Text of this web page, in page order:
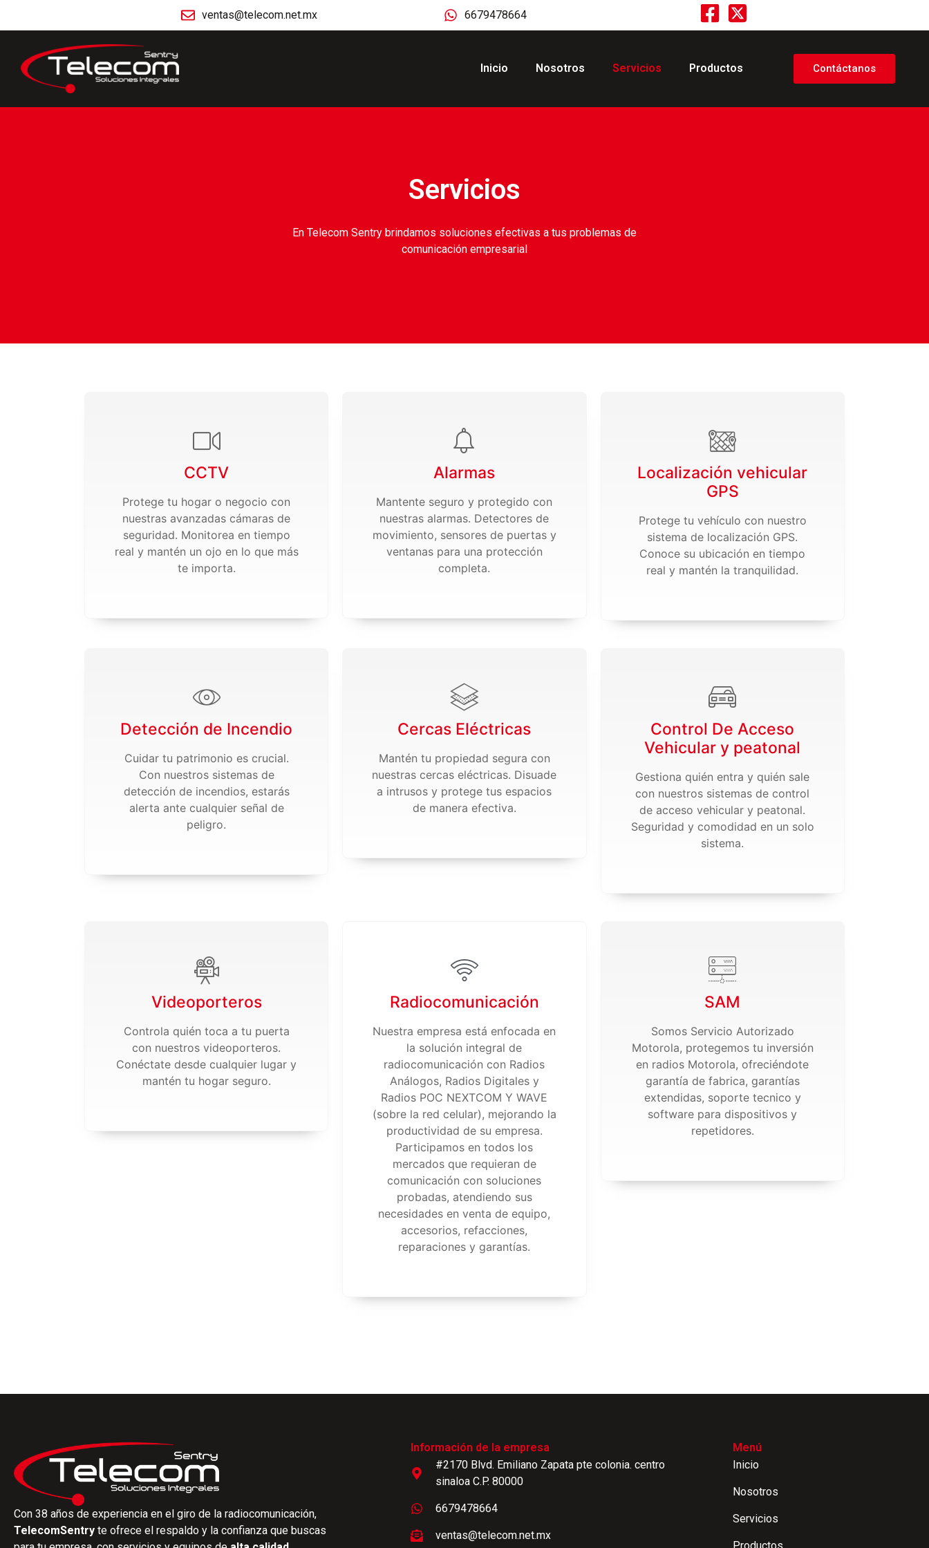
ventas@telecom.net.mx 6679478664
Inicio Nosotros Servicios Productos Contáctanos
Servicios
En Telecom Sentry brindamos soluciones efectivas a tus problemas de
comunicación empresarial
CCTV
Protege tu hogar o negocio con
nuestras avanzadas cámaras de
seguridad. Monitorea en tiempo
real y mantén un ojo en lo que más
te importa.
Alarmas
Mantente seguro y protegido con
nuestras alarmas. Detectores de
movimiento, sensores de puertas y
ventanas para una protección
completa.
Localización vehicular
GPS
Protege tu vehículo con nuestro
sistema de localización GPS.
Conoce su ubicación en tiempo
real y mantén la tranquilidad.
Detección de Incendio
Cuidar tu patrimonio es crucial.
Con nuestros sistemas de
detección de incendios, estarás
alerta ante cualquier señal de
peligro.
Cercas Eléctricas
Mantén tu propiedad segura con
nuestras cercas eléctricas. Disuade
a intrusos y protege tus espacios
de manera efectiva.
Control De Acceso
Vehicular y peatonal
Gestiona quién entra y quién sale
con nuestros sistemas de control
de acceso vehicular y peatonal.
Seguridad y comodidad en un solo
sistema.
Videoporteros
Controla quién toca a tu puerta
con nuestros videoporteros.
Conéctate desde cualquier lugar y
mantén tu hogar seguro.
Radiocomunicación
Nuestra empresa está enfocada en
la solución integral de
radiocomunicación con Radios
Análogos, Radios Digitales y
Radios POC NEXTCOM Y WAVE
(sobre la red celular), mejorando la
productividad de su empresa.
Participamos en todos los
mercados que requieran de
comunicación con soluciones
probadas, atendiendo sus
necesidades en venta de equipo,
accesorios, refacciones,
reparaciones y garantías.
SAM
Somos Servicio Autorizado
Motorola, protegemos tu inversión
en radios Motorola, ofreciéndote
garantía de fabrica, garantías
extendidas, soporte tecnico y
software para dispositivos y
repetidores.
Con 38 años de experiencia en el giro de la radiocomunicación,
TelecomSentry te ofrece el respaldo y la confianza que buscas
Información de la empresa
#2170 Blvd. Emiliano Zapata pte colonia. centro
sinaloa C.P. 80000
6679478664
ventas@telecom.net.mx
Menú
Inicio
Nosotros
Servicios